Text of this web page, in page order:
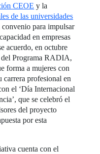
CEOE y la
de las universidades
para impulsar
en empresas
acuerdo, en octubre
del Programa RADIA,
forma a mujeres con
carrera profesional en
el ‘Día Internacional
que se celebró el
del proyecto
por esta
cuenta con el